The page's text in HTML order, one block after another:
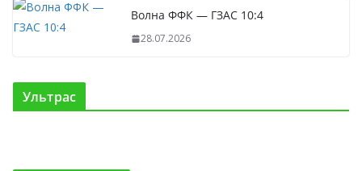
Волна ФФК — ГЗАС 10:4
28.07.2026
Ультрас